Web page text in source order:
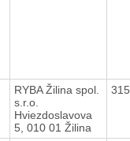
RYBA Žilina spol.
s.r.o.
Hviezdoslavova
5, 010 01 Žilina